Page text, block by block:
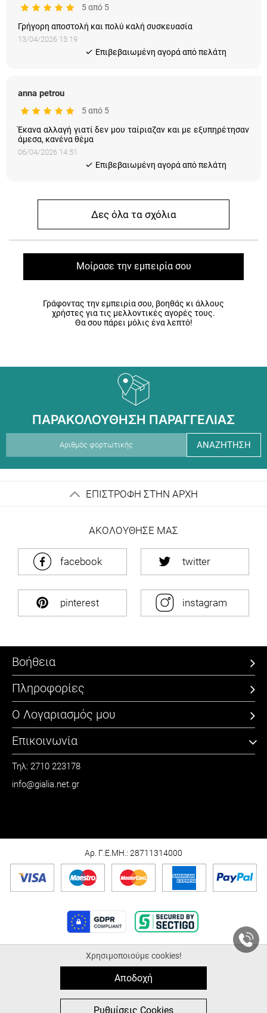
5 από 5
Γρήγορη αποστολή και πολύ καλή συσκευασία
13/04/2026 15:19
Eπιβεβαιωμένη αγορά από πελάτη
anna petrou
5 από 5
Έκανα αλλαγή γιατί δεν μου ταίριαζαν και με εξυπηρέτησαν
άμεσα, κανένα θέμα
06/04/2026 14:51
Eπιβεβαιωμένη αγορά από πελάτη
Δες όλα τα σχόλια
Μοίρασε την εμπειρία σου
Γράφοντας την εμπειρία σου, βοηθάς κι άλλους
χρήστες για τις μελλοντικές αγορές τους.
Θα σου πάρει μόλις ένα λεπτό!
ΠΑΡΑΚΟΛΟΥΘΗΣΗ ΠΑΡΑΓΓΕΛΙΑΣ
ΑΝΑΖΗΤΗΣΗ
ΕΠΙΣΤΡΟΦΗ ΣΤΗΝ ΑΡΧΗ
ΑΚΟΛΟΥΘΗΣΕ ΜΑΣ
facebook twitter
pinterest instagram
Βοήθεια
Πληροφορίες
Ο Λογαριασμός μου
Επικοινωνία
Τηλ: 2710 223178
info@gialia.net.gr
Αρ. Γ.Ε.ΜΗ.: 28711314000
ALL-IN-ONE eCommerce Business Development by
Plushost.gr
0
Χρησιμοποιούμε cookies!
Αποδοχή
Ρυθμίσεις Cookies